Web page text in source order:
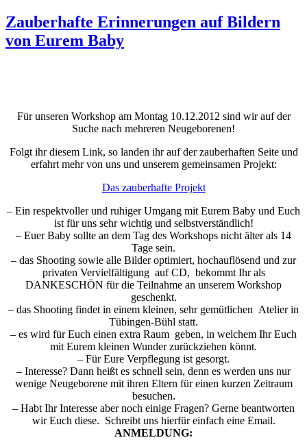
Zauberhafte Erinnerungen auf Bildern
von Eurem Baby
Für unseren Workshop am Montag 10.12.2012 sind wir auf der
Suche nach mehreren Neugeborenen!
Folgt ihr diesem Link, so landen ihr auf der zauberhaften Seite und
erfahrt mehr von uns und unserem gemeinsamen Projekt:
Das zauberhafte Projekt
– Ein respektvoller und ruhiger Umgang mit Eurem Baby und Euch
ist für uns sehr wichtig und selbstverständlich!
– Euer Baby sollte an dem Tag des Workshops nicht älter als 14
Tage sein.
– das Shooting sowie alle Bilder optimiert, hochauflösend und zur
privaten Vervielfältigung auf CD, bekommt Ihr als
DANKESCHÖN für die Teilnahme an unserem Workshop
geschenkt.
– das Shooting findet in einem kleinen, sehr gemütlichen Atelier in
Tübingen-Bühl statt.
– es wird für Euch einen extra Raum geben, in welchem Ihr Euch
mit Eurem kleinen Wunder zurückziehen könnt.
– Für Eure Verpflegung ist gesorgt.
– Interesse? Dann heißt es schnell sein, denn es werden uns nur
wenige Neugeborene mit ihren Eltern für einen kurzen Zeitraum
besuchen.
– Habt Ihr Interesse aber noch einige Fragen? Gerne beantworten
wir Euch diese. Schreibt uns hierfür einfach eine Email.
ANMELDUNG: